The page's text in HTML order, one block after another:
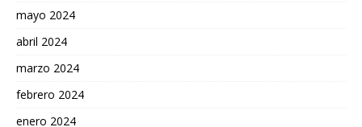
mayo 2024
abril 2024
marzo 2024
febrero 2024
enero 2024